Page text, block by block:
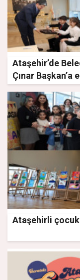
Ataşehir’de
Çınar Başkan’a
Ataşehirli